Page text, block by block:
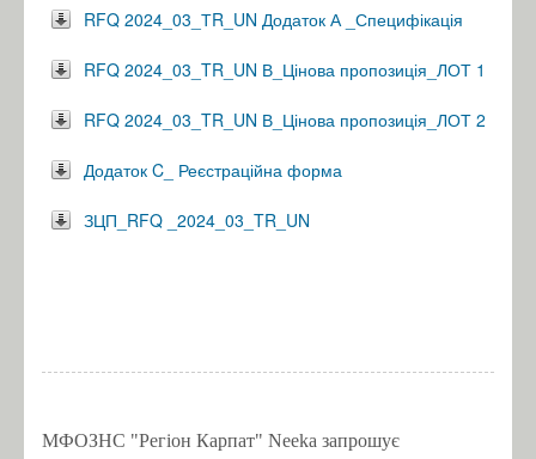
RFQ 2024_03_ТR_UN Додаток А _Специфікація
RFQ 2024_03_TR_UN В_Цінова пропозиція_ЛОТ 1
RFQ 2024_03_TR_UN В_Цінова пропозиція_ЛОТ 2
Додаток C_ Реєстраційна форма
ЗЦП_RFQ _2024_03_TR_UN
МФОЗНС "Регіон Карпат" Neeka запрошує